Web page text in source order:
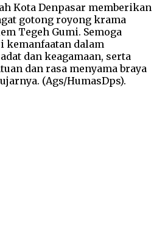
Kota Denpasar memberikan
gotong royong krama
Tegeh Gumi. Semoga
dalam
dan keagamaan, serta
dan rasa menyama braya
(Ags/HumasDps).